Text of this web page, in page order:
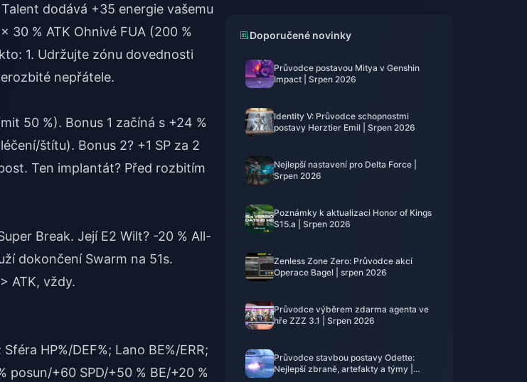
dodává +35 energie vašemu
30 % ATK Ohnivé FUA (200 %
1. Udržujte zónu dovednosti
nepřátele.
50 %). Bonus 1 začíná s +24 %
štítu). Bonus 2? +1 SP za 2
Ten implantát? Před rozbitím
Break. Její E2 Wilt? -20 % All-
dokončení Swarm na 51s.
ATK, vždy.
HP%/DEF%; Lano BE%/ERR;
posun/+60 SPD/+50 % BE/+20 %
Doporučené novinky
Průvodce postavou Mitya v Genshin
Impact | Srpen 2026
Identity V: Průvodce schopnostmi
postavy Herztier Emil | Srpen 2026
Nejlepší nastavení pro Delta Force |
Srpen 2026
Poznámky k aktualizaci Honor of Kings
S15.a | Srpen 2026
Zenless Zone Zero: Průvodce akcí
Operace Bagel | srpen 2026
Průvodce výběrem zdarma agenta ve
hře ZZZ 3.1 | Srpen 2026
Průvodce stavbou postavy Odette:
Nejlepší zbraně, artefakty a týmy |